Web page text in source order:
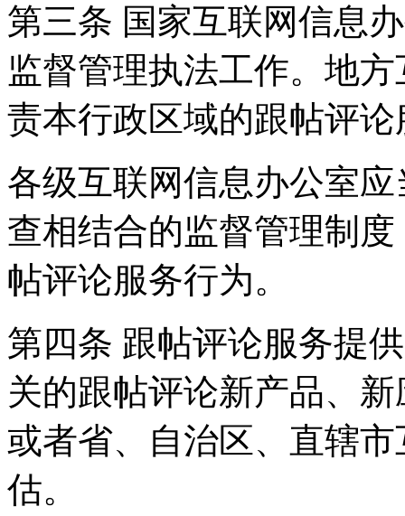
第三条 国家互联网信息
监督管理执法工作。地
责本行政区域的跟帖评
各级互联网信息办公室
查相结合的监督管理制
帖评论服务行为。
第四条 跟帖评论服务提
关的跟帖评论新产品、
或者省、自治区、直辖
估。